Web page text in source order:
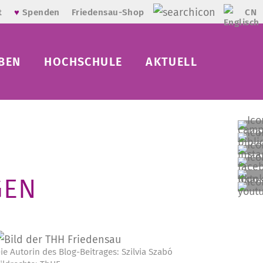
♥ Spenden Friedensau-Shop CN
HOCHSCHULE AKTUELL
Autorin des Blog-Beitrages: Szilvia Szabó